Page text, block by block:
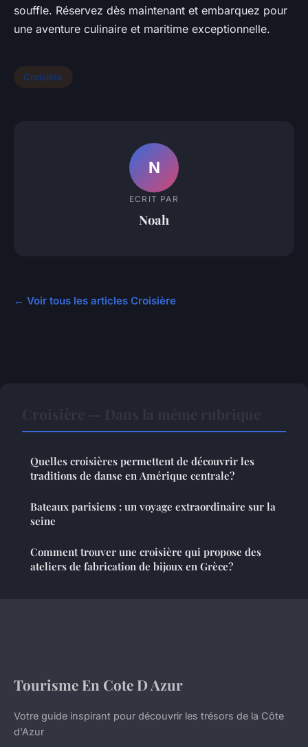
souffle. Réservez dès maintenant et embarquez pour
une aventure culinaire et maritime exceptionnelle.
Croisière
N
ECRIT PAR
Noah
← Voir tous les articles Croisière
Quelles croisières permettent de découvrir les
traditions de danse en Amérique centrale?
Bateaux parisiens : un voyage extraordinaire sur la
seine
Comment trouver une croisière qui propose des
ateliers de fabrication de bijoux en Grèce?
Tourisme En Cote D Azur
Votre guide inspirant pour découvrir les trésors de la Côte
d'Azur